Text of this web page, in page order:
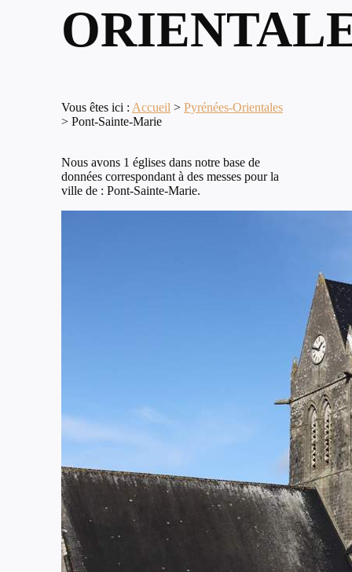
Vous êtes ici : Accueil > Pyrénées-Orientales
> Pont-Sainte-Marie
Nous avons 1 églises dans notre base de
données correspondant à des messes pour la
ville de : Pont-Sainte-Marie.